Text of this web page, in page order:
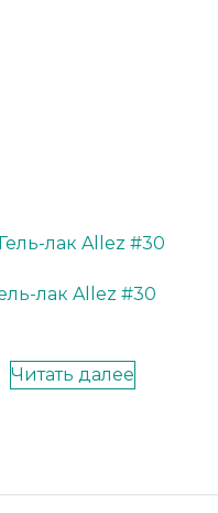
лак Allez #30
Читать далее